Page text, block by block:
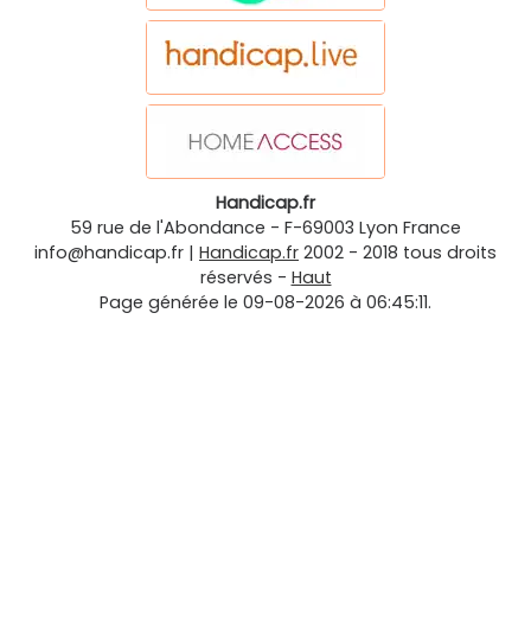
Handicap.fr
59 rue de l'Abondance - F-69003 Lyon France
info@handicap.fr | Handicap.fr 2002 - 2018 tous droits
réservés - Haut
Page générée le 09-08-2026 à 06:45:11.